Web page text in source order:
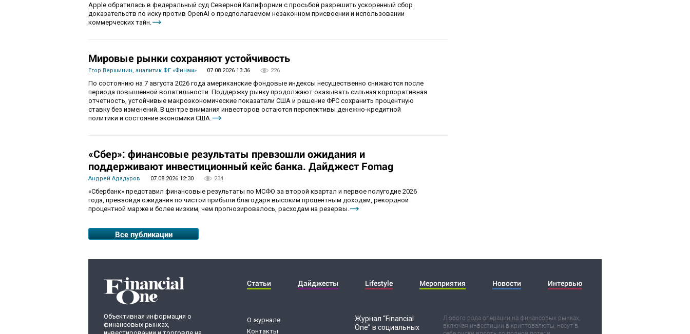
Apple обратилась в федеральный суд Северной Калифорнии с просьбой разрешить ускоренный сбор
доказательств по иску против OpenAI о предполагаемом незаконном присвоении и использовании
коммерческих тайн.
Мировые рынки сохраняют устойчивость
Егор Вершинин, аналитик ФГ «Финам» 07.08.2026 13:36 226
По состоянию на 7 августа 2026 года американские фондовые индексы несущественно снижаются после
периода повышенной волатильности. Поддержку рынку продолжают оказывать сильная корпоративная
отчетность, устойчивые макроэкономические показатели США и решение ФРС сохранить процентную
ставку без изменений. В центре внимания инвесторов остаются перспективы денежно-кредитной
политики и состояние экономики США.
«Сбер»: финансовые результаты превзошли ожидания и
поддерживают инвестиционный кейс банка. Дайджест Fomag
Андрей Ададуров 07.08.2026 12:30 234
«Сбербанк» представил финансовые результаты по МСФО за второй квартал и первое полугодие 2026
года, превзойдя ожидания по чистой прибыли благодаря высоким процентным доходам, рекордной
процентной марже и более низким, чем прогнозировалось, расходам на резервы.
Все публикации
Объективная информация о
финансовых рынках,
Статьи Дайджесты Lifestyle Мероприятия Новости Интервью
О журнале
Контакты
Журнал “Financial
One” в социальных
Любого рода операции на финансовых рынках,
включая инвестиции в криптовалюты, несут в